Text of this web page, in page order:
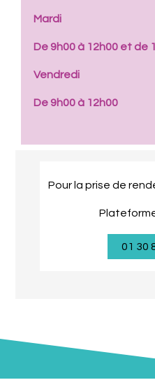
Mardi
De 9h00 à 12h00 et de
Vendredi
De 9h00 à 12h00
Pour la prise de
01 30